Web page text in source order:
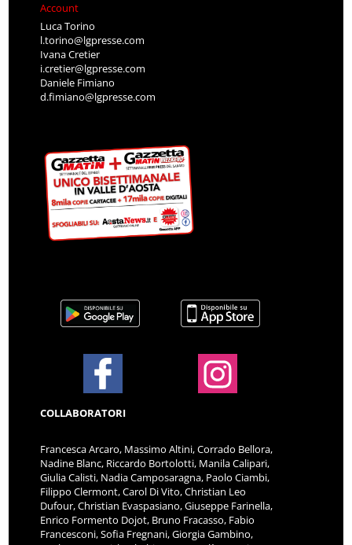
Account
Luca Torino
l.torino@lgpresse.com
Ivana Cretier
i.cretier@lgpresse.com
Daniele Fimiano
d.fimiano@lgpresse.com
COLLABORATORI
Francesca Arcaro, Massimo Altini, Corrado Bellora,
Nadine Blanc, Riccardo Bortolotti, Manila Calipari,
Giulia Calisti, Nadia Camposaragna, Paolo Ciambi,
Filippo Clermont, Carol Di Vito, Christian Leo
Dufour, Christian Evaspasiano, Giuseppe Farinella,
Enrico Formento Dojot, Bruno Fracasso, Fabio
Francesconi, Sofia Fregnani, Giorgia Gambino,